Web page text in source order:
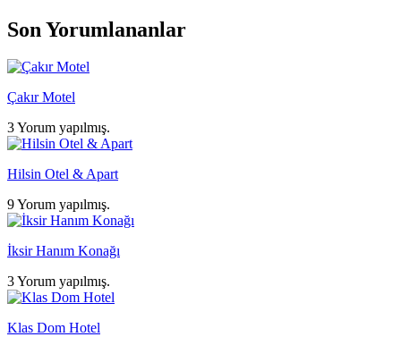
Son Yorumlananlar
Çakır Motel
3 Yorum yapılmış.
Hilsin Otel & Apart
9 Yorum yapılmış.
İksir Hanım Konağı
3 Yorum yapılmış.
Klas Dom Hotel